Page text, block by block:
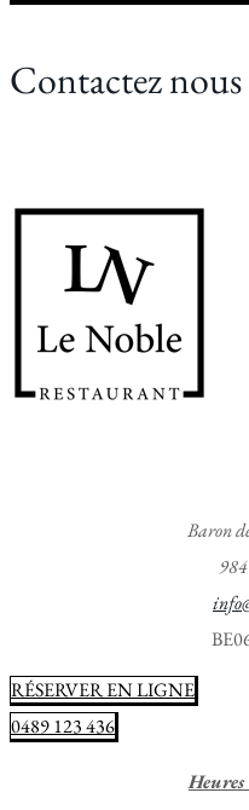
Contactez nous
Baron
RÉSERVER EN LIGNE
0489 123 436